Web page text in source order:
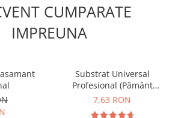
CUMPARATE
IMPREUNA
Substrat Universal
Profesional (Pământ
Premium) - 5 L
7,63 RON